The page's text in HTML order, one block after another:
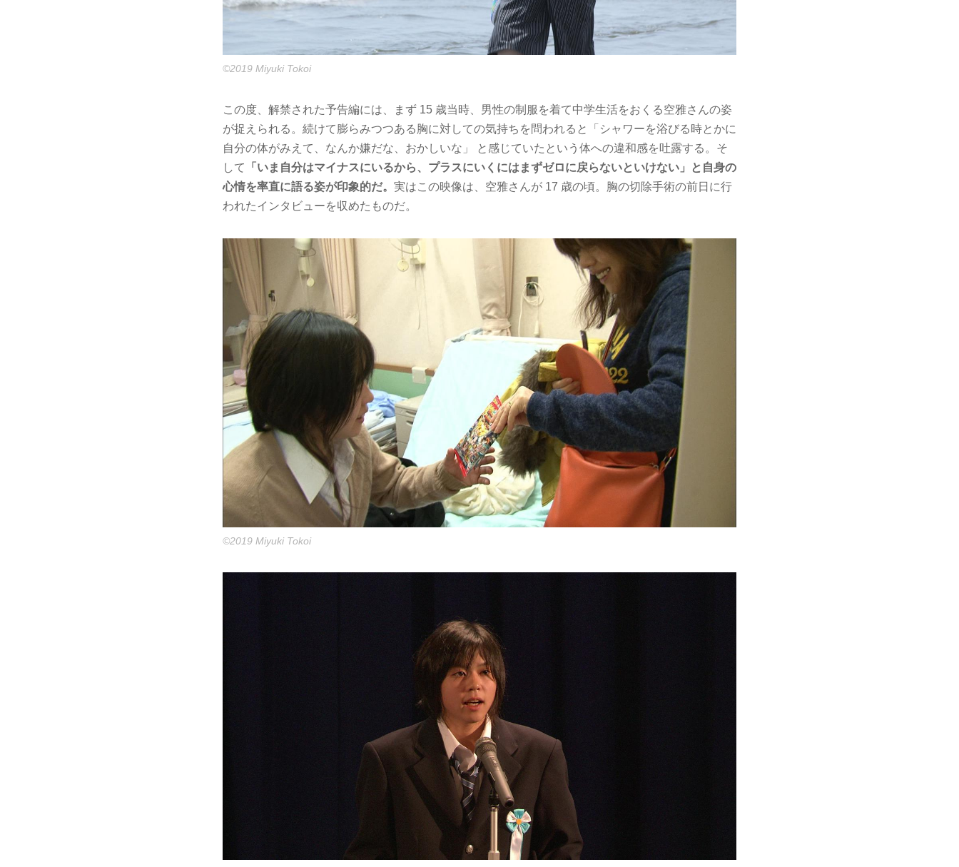
©2019 Miyuki Tokoi
この度、解禁された予告編には、まず 15 歳当時、男性の制服を着て中学生活をおくる空雅さんの姿
が捉えられる。続けて膨らみつつある胸に対しての気持ちを問われると「シャワーを浴びる時とかに
自分の体がみえて、なんか嫌だな、おかしいな」 と感じていたという体への違和感を吐露する。そ
して
「いま自分はマイナスにいるから、プラスにいくにはまずゼロに戻らないといけない」と自身の
心情を率直に語る姿が印象的だ。 実はこの映像は、空雅さんが 17 歳の頃。胸の切除手術の前日に行
われたインタビューを収めたものだ。
©2019 Miyuki Tokoi